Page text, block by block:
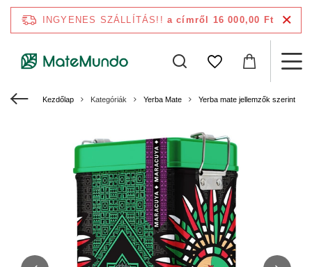
INGYENES SZÁLLÍTÁS!! a címről 16 000,00 Ft
Kezdőlap Kategóriák Yerba Mate Yerba mate jellemzők szerint